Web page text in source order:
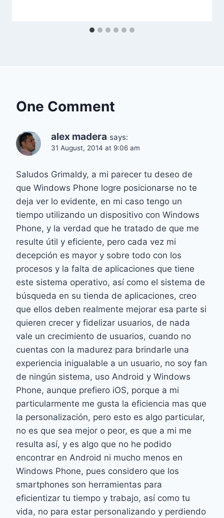
One Comment
alex madera says:
31 August, 2014 at 9:06 am
Saludos Grimaldy, a mi parecer tu deseo de
que Windows Phone logre posicionarse no te
deja ver lo evidente, en mi caso tengo un
tiempo utilizando un dispositivo con Windows
Phone, y la verdad que he tratado de que me
resulte útil y eficiente, pero cada vez mi
decepción es mayor y sobre todo con los
procesos y la falta de aplicaciones que tiene
este sistema operativo, así como el sistema de
búsqueda en su tienda de aplicaciones, creo
que ellos deben realmente mejorar esa parte si
quieren crecer y fidelizar usuarios, de nada
vale un crecimiento de usuarios, cuando no
cuentas con la madurez para brindarle una
experiencia inigualable a un usuario, no soy fan
de ningún sistema, uso Android y Windows
Phone, aunque prefiero iOS, porque a mi
particularmente me gusta la eficiencia mas que
la personalización, pero esto es algo particular,
no es que sea mejor o peor, es que a mi me
resulta así, y es algo que no he podido
encontrar en Android ni mucho menos en
Windows Phone, pues considero que los
smartphones son herramientas para
eficientizar tu tiempo y trabajo, así como tu
vida, no para estar personalizando y perdiendo